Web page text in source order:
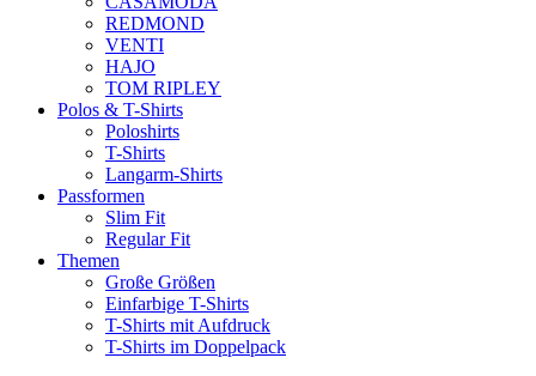
REDMOND
VENTI
HAJO
TOM RIPLEY
Polos & T-Shirts
Poloshirts
T-Shirts
Langarm-Shirts
Passformen
Slim Fit
Regular Fit
Themen
Große Größen
Einfarbige T-Shirts
T-Shirts mit Aufdruck
T-Shirts im Doppelpack